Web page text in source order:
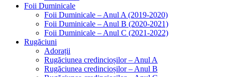
Foii Duminicale
Foii Duminicale – Anul A (2019-2020)
Foii Duminicale – Anul B (2020-2021)
Foii Duminicale – Anul C (2021-2022)
Rugăciuni
Adorații
Rugăciunea credincioșilor – Anul A
Rugăciunea credincioșilor – Anul B